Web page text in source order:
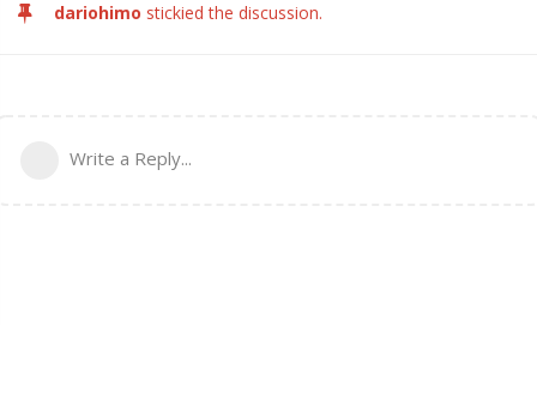
dariohimo stickied the discussion.
Write a Reply...